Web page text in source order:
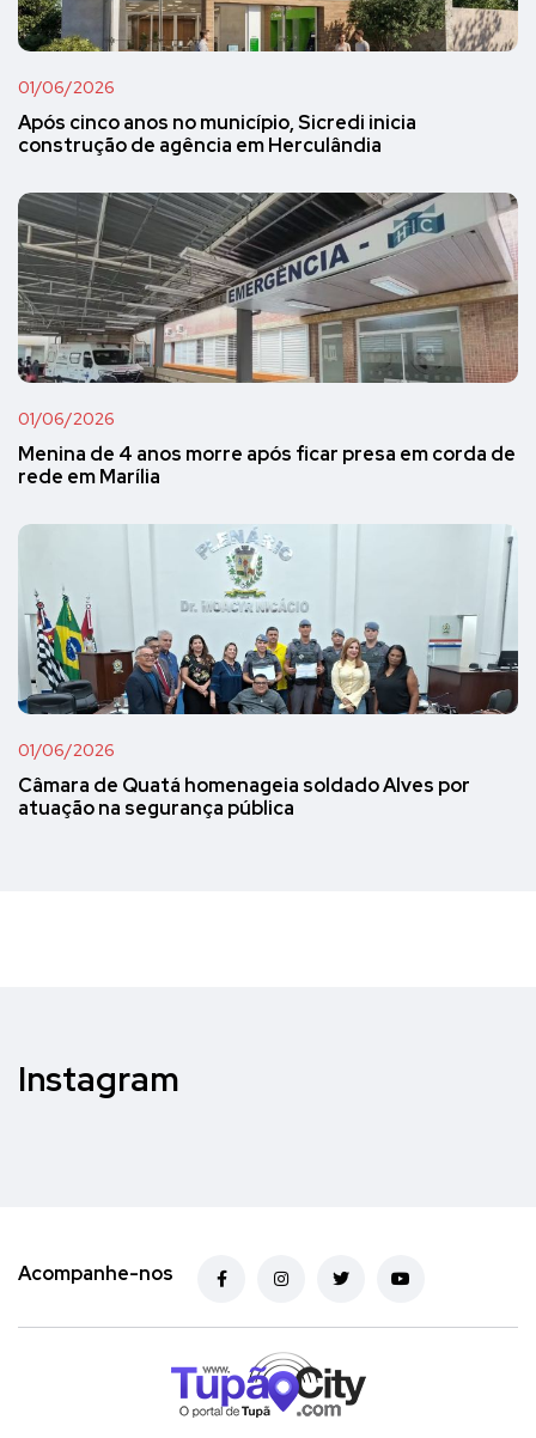
01/06/2026
Após cinco anos no município, Sicredi inicia
construção de agência em Herculândia
01/06/2026
Menina de 4 anos morre após ficar presa em corda de
rede em Marília
01/06/2026
Câmara de Quatá homenageia soldado Alves por
atuação na segurança pública
Instagram
Acompanhe-nos